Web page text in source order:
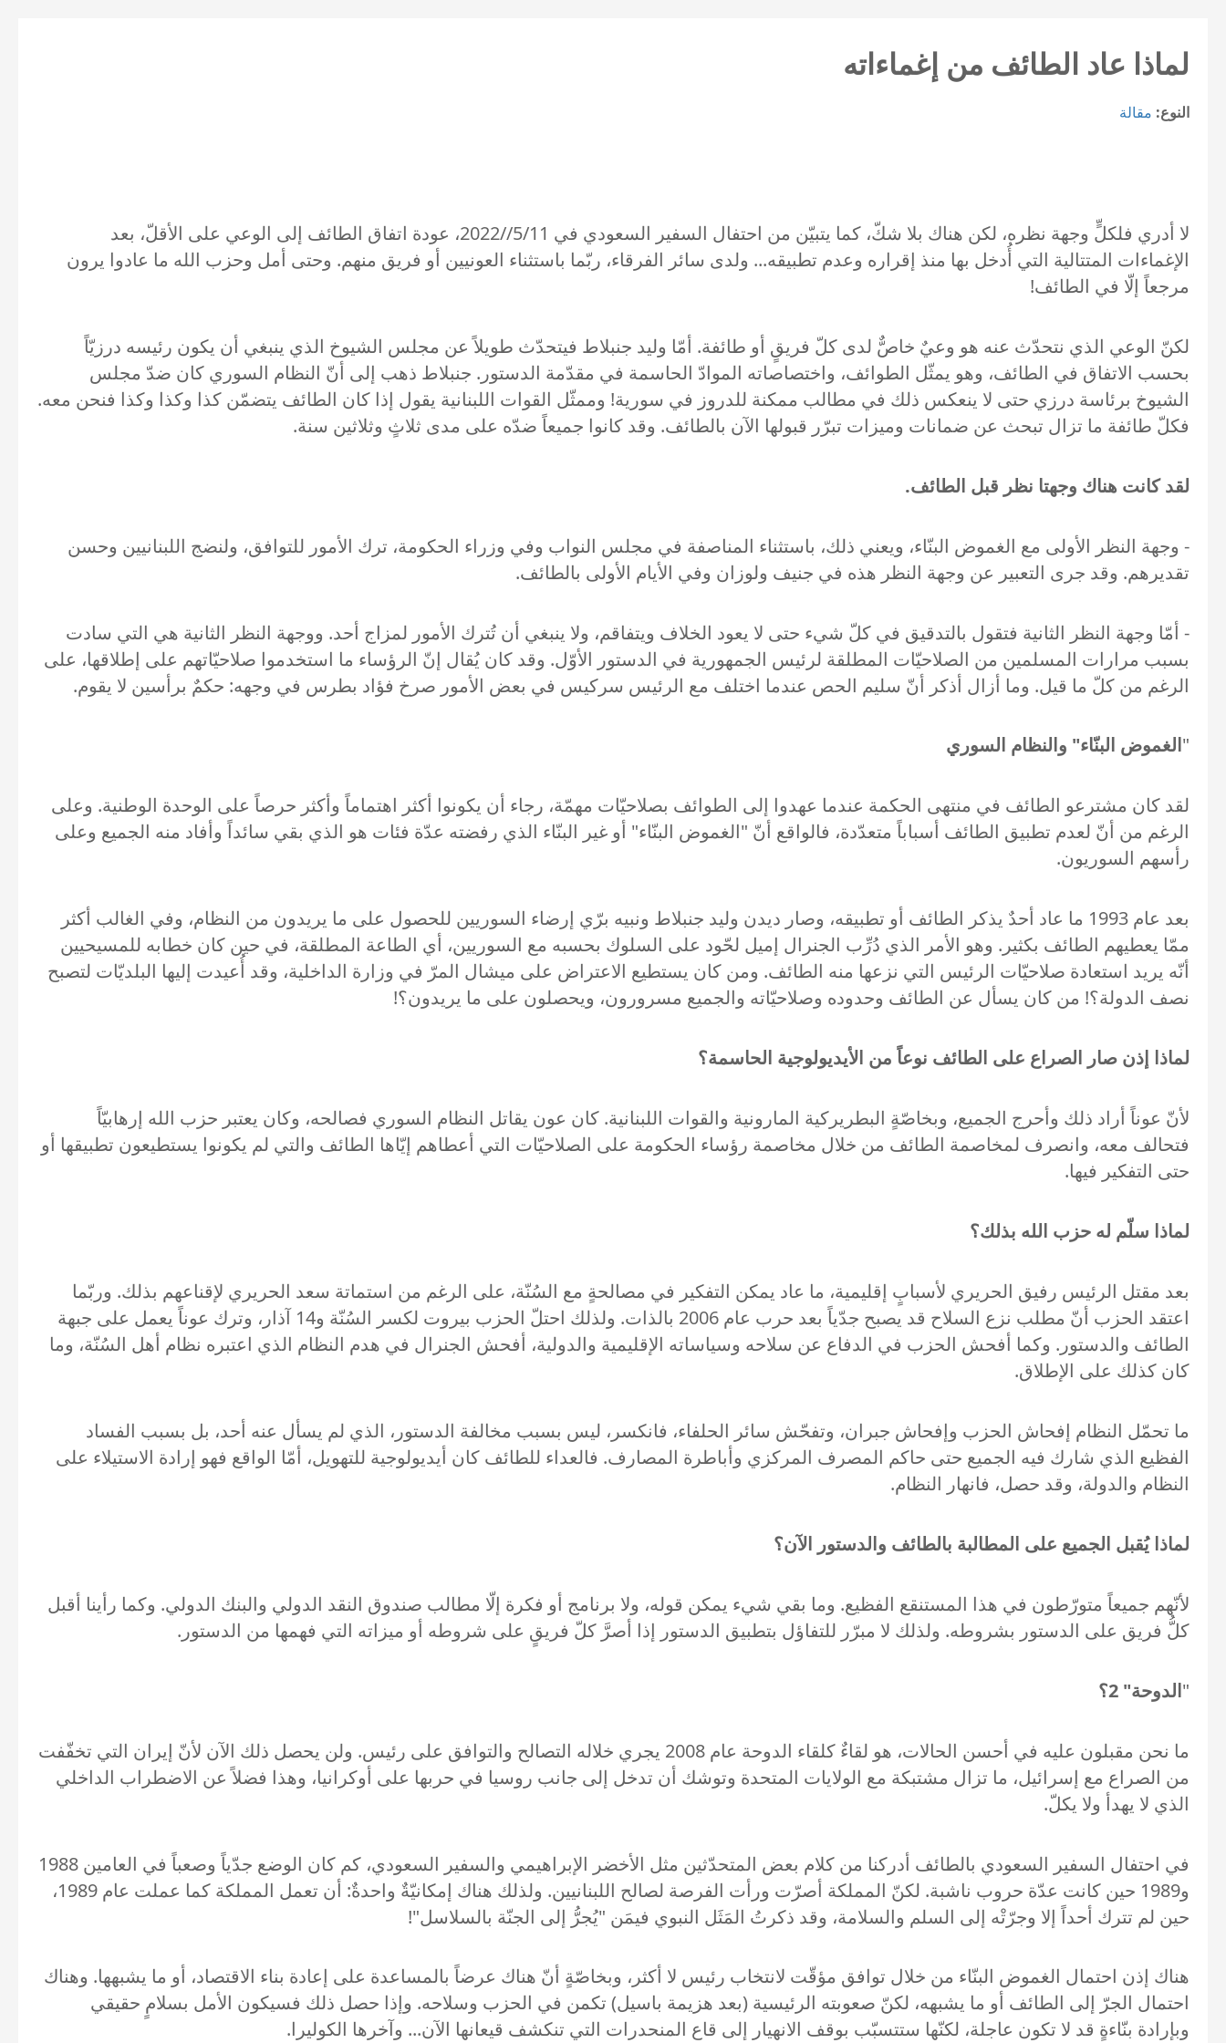
لماذا عاد الطائف من إغماءاته
النوع: مقالة
لا أدري فلكلٍّ وجهة نظره، لكن هناك بلا شكّ، كما يتبيّن من احتفال السفير السعودي في 5/11//2022، عودة اتفاق الطائف إلى الوعي على الأقلّ، بعد
الإغماءات المتتالية التي أُدخل بها منذ إقراره وعدم تطبيقه... ولدى سائر الفرقاء، ربّما باستثناء العونيين أو فريق منهم. وحتى أمل وحزب الله ما عادوا يرون
مرجعاً إلّا في الطائف!
لكنّ الوعي الذي نتحدّث عنه هو وعيٌ خاصٌّ لدى كلّ فريقٍ أو طائفة. أمّا وليد جنبلاط فيتحدّث طويلاً عن مجلس الشيوخ الذي ينبغي أن يكون رئيسه درزيّاً
بحسب الاتفاق في الطائف، وهو يمثّل الطوائف، واختصاصاته الموادّ الحاسمة في مقدّمة الدستور. جنبلاط ذهب إلى أنّ النظام السوري كان ضدّ مجلس
الشيوخ برئاسة درزي حتى لا ينعكس ذلك في مطالب ممكنة للدروز في سورية! وممثّل القوات اللبنانية يقول إذا كان الطائف يتضمّن كذا وكذا وكذا فنحن معه.
فكلّ طائفة ما تزال تبحث عن ضمانات وميزات تبرّر قبولها الآن بالطائف. وقد كانوا جميعاً ضدّه على مدى ثلاثٍ وثلاثين سنة.
لقد كانت هناك وجهتا نظر قبل الطائف.
- وجهة النظر الأولى مع الغموض البنّاء، ويعني ذلك، باستثناء المناصفة في مجلس النواب وفي وزراء الحكومة، ترك الأمور للتوافق، ولنضج اللبنانيين وحسن
تقديرهم. وقد جرى التعبير عن وجهة النظر هذه في جنيف ولوزان وفي الأيام الأولى بالطائف.
- أمّا وجهة النظر الثانية فتقول بالتدقيق في كلّ شيء حتى لا يعود الخلاف ويتفاقم، ولا ينبغي أن تُترك الأمور لمزاج أحد. ووجهة النظر الثانية هي التي سادت
بسبب مرارات المسلمين من الصلاحيّات المطلقة لرئيس الجمهورية في الدستور الأوّل. وقد كان يُقال إنّ الرؤساء ما استخدموا صلاحيّاتهم على إطلاقها، على
الرغم من كلّ ما قيل. وما أزال أذكر أنّ سليم الحص عندما اختلف مع الرئيس سركيس في بعض الأمور صرخ فؤاد بطرس في وجهه: حكمٌ برأسين لا يقوم.
"الغموض البنّاء" والنظام السوري
لقد كان مشترعو الطائف في منتهى الحكمة عندما عهدوا إلى الطوائف بصلاحيّات مهمّة، رجاء أن يكونوا أكثر اهتماماً وأكثر حرصاً على الوحدة الوطنية. وعلى
الرغم من أنّ لعدم تطبيق الطائف أسباباً متعدّدة، فالواقع أنّ "الغموض البنّاء" أو غير البنّاء الذي رفضته عدّة فئات هو الذي بقي سائداً وأفاد منه الجميع وعلى
رأسهم السوريون.
بعد عام 1993 ما عاد أحدٌ يذكر الطائف أو تطبيقه، وصار ديدن وليد جنبلاط ونبيه برّي إرضاء السوريين للحصول على ما يريدون من النظام، وفي الغالب أكثر
ممّا يعطيهم الطائف بكثير. وهو الأمر الذي دُرِّب الجنرال إميل لحّود على السلوك بحسبه مع السوريين، أي الطاعة المطلقة، في حين كان خطابه للمسيحيين
أنّه يريد استعادة صلاحيّات الرئيس التي نزعها منه الطائف. ومن كان يستطيع الاعتراض على ميشال المرّ في وزارة الداخلية، وقد أُعيدت إليها البلديّات لتصبح
نصف الدولة؟! من كان يسأل عن الطائف وحدوده وصلاحيّاته والجميع مسرورون، ويحصلون على ما يريدون؟!
لماذا إذن صار الصراع على الطائف نوعاً من الأيديولوجية الحاسمة؟
لأنّ عوناً أراد ذلك وأحرج الجميع، وبخاصّةٍ البطريركية المارونية والقوات اللبنانية. كان عون يقاتل النظام السوري فصالحه، وكان يعتبر حزب الله إرهابيّاً
فتحالف معه، وانصرف لمخاصمة الطائف من خلال مخاصمة رؤساء الحكومة على الصلاحيّات التي أعطاهم إيّاها الطائف والتي لم يكونوا يستطيعون تطبيقها أو
حتى التفكير فيها.
لماذا سلّم له حزب الله بذلك؟
بعد مقتل الرئيس رفيق الحريري لأسبابٍ إقليمية، ما عاد يمكن التفكير في مصالحةٍ مع السُنّة، على الرغم من استماتة سعد الحريري لإقناعهم بذلك. وربّما
اعتقد الحزب أنّ مطلب نزع السلاح قد يصبح جدّياً بعد حرب عام 2006 بالذات. ولذلك احتلّ الحزب بيروت لكسر السُنّة و14 آذار، وترك عوناً يعمل على جبهة
الطائف والدستور. وكما أفحش الحزب في الدفاع عن سلاحه وسياساته الإقليمية والدولية، أفحش الجنرال في هدم النظام الذي اعتبره نظام أهل السُنّة، وما
كان كذلك على الإطلاق.
ما تحمّل النظام إفحاش الحزب وإفحاش جبران، وتفحّش سائر الحلفاء، فانكسر، ليس بسبب مخالفة الدستور، الذي لم يسأل عنه أحد، بل بسبب الفساد
الفظيع الذي شارك فيه الجميع حتى حاكم المصرف المركزي وأباطرة المصارف. فالعداء للطائف كان أيديولوجية للتهويل، أمّا الواقع فهو إرادة الاستيلاء على
النظام والدولة، وقد حصل، فانهار النظام.
لماذا يُقبل الجميع على المطالبة بالطائف والدستور الآن؟
لأنّهم جميعاً متورّطون في هذا المستنقع الفظيع. وما بقي شيء يمكن قوله، ولا برنامج أو فكرة إلّا مطالب صندوق النقد الدولي والبنك الدولي. وكما رأينا أقبل
كلُّ فريق على الدستور بشروطه. ولذلك لا مبرّر للتفاؤل بتطبيق الدستور إذا أصرَّ كلّ فريقٍ على شروطه أو ميزاته التي فهمها من الدستور.
"الدوحة" 2؟
ما نحن مقبلون عليه في أحسن الحالات، هو لقاءٌ كلقاء الدوحة عام 2008 يجري خلاله التصالح والتوافق على رئيس. ولن يحصل ذلك الآن لأنّ إيران التي تخفّفت
من الصراع مع إسرائيل، ما تزال مشتبكة مع الولايات المتحدة وتوشك أن تدخل إلى جانب روسيا في حربها على أوكرانيا، وهذا فضلاً عن الاضطراب الداخلي
الذي لا يهدأ ولا يكلّ.
في احتفال السفير السعودي بالطائف أدركنا من كلام بعض المتحدّثين مثل الأخضر الإبراهيمي والسفير السعودي، كم كان الوضع جدّياً وصعباً في العامين 1988
و1989 حين كانت عدّة حروب ناشبة. لكنّ المملكة أصرّت ورأت الفرصة لصالح اللبنانيين. ولذلك هناك إمكانيّةٌ واحدةٌ: أن تعمل المملكة كما عملت عام 1989،
حين لم تترك أحداً إلا وجرّتْه إلى السلم والسلامة، وقد ذكرتُ المَثَل النبوي فيمَن "يُجرُّ إلى الجنّة بالسلاسل"!
هناك إذن احتمال الغموض البنّاء من خلال توافق مؤقّت لانتخاب رئيس لا أكثر، وبخاصّةٍ أنّ هناك عرضاً بالمساعدة على إعادة بناء الاقتصاد، أو ما يشبهها. وهناك
احتمال الجرّ إلى الطائف أو ما يشبهه، لكنّ صعوبته الرئيسية (بعد هزيمة باسيل) تكمن في الحزب وسلاحه. وإذا حصل ذلك فسيكون الأمل بسلامٍ حقيقي
وبإرادة بنّاءةٍ قد لا تكون عاجلة، لكنّها ستتسبّب بوقف الانهيار إلى قاع المنحدرات التي تنكشف قيعانها الآن... وآخرها الكوليرا.